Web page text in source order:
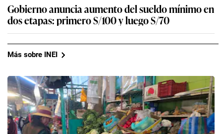
Gobierno anuncia aumento del sueldo mínimo en
dos etapas: primero S/100 y luego S/70
Más sobre INEI